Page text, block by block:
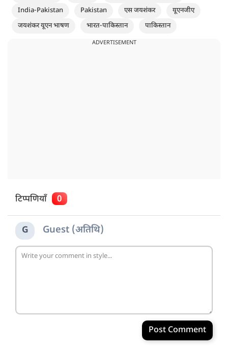
India-Pakistan
Pakistan एस जयशंकर
यूएनजीए
जयशंकर यूएन भाषण
भारत-पाकिस्तान पाकिस्तान
ADVERTISEMENT
टिप्पणियाँ 0
G Guest (अतिथि)
Post Comment